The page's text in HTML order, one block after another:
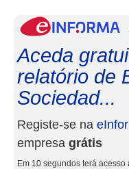
Aceda
relatório de
Sociedad...
Registe-se na
empresa grátis
Em 10 segundos terá